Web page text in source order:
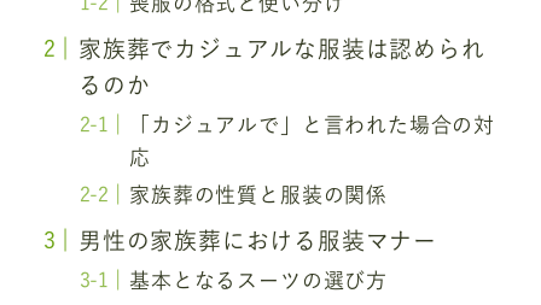
家族葬でカジュアルな服装は認められ
るのか
「カジュアルで」と言われた場合の対
応
家族葬の性質と服装の関係
男性の家族葬における服装マナー
基本となるスーツの選び方